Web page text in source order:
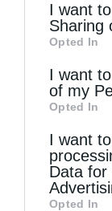
information
of
third
disclose it
I want
Sharing
Opted In
I want
of my
Opted In
I want
Data for
Opted In
Χειροθεσία
Πινακάτες